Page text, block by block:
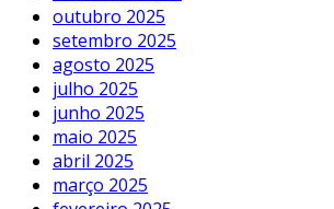
outubro 2025
setembro 2025
agosto 2025
julho 2025
junho 2025
maio 2025
abril 2025
março 2025